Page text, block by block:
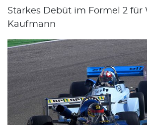
Starkes Debüt im Formel 2 für
Kaufmann